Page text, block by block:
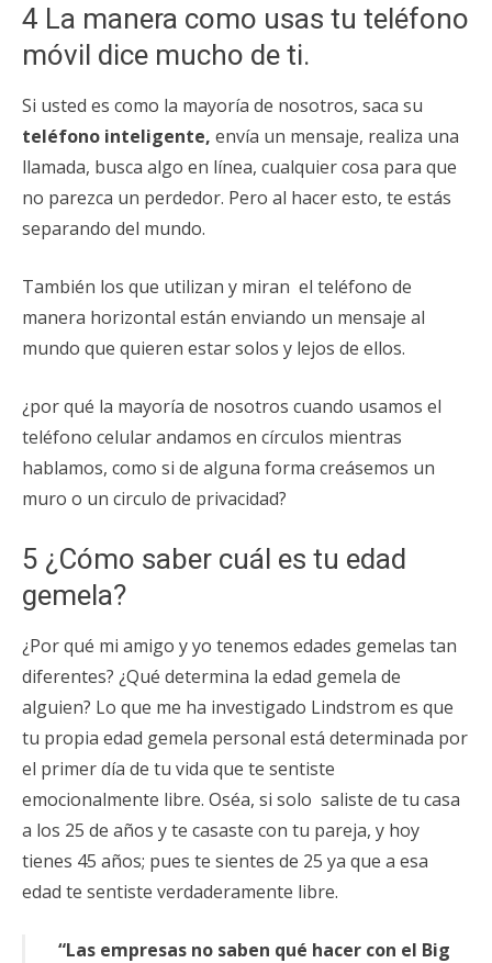
4 La manera como usas tu teléfono
móvil dice mucho de ti.
Si usted es como la mayoría de nosotros, saca su
teléfono inteligente, envía un mensaje, realiza una
llamada, busca algo en línea, cualquier cosa para que
no parezca un perdedor. Pero al hacer esto, te estás
separando del mundo.
También los que utilizan y miran el teléfono de
manera horizontal están enviando un mensaje al
mundo que quieren estar solos y lejos de ellos.
¿por qué la mayoría de nosotros cuando usamos el
teléfono celular andamos en círculos mientras
hablamos, como si de alguna forma creásemos un
muro o un circulo de privacidad?
5 ¿Cómo saber cuál es tu edad
gemela?
¿Por qué mi amigo y yo tenemos edades gemelas tan
diferentes? ¿Qué determina la edad gemela de
alguien? Lo que me ha investigado Lindstrom es que
tu propia edad gemela personal está determinada por
el primer día de tu vida que te sentiste
emocionalmente libre. Oséa, si solo saliste de tu casa
a los 25 de años y te casaste con tu pareja, y hoy
tienes 45 años; pues te sientes de 25 ya que a esa
edad te sentiste verdaderamente libre.
“Las empresas no saben qué hacer con el Big